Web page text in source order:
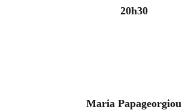
20h30
Maria Papageorgiou